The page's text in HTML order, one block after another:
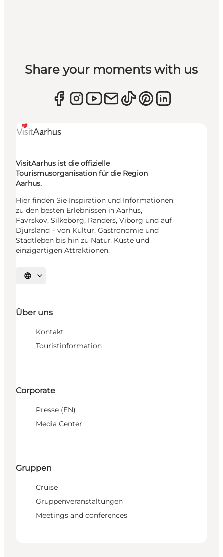
Share your moments with us
VisitAarhus ist die offizielle
Tourismusorganisation für die Region
Aarhus.
Hier finden Sie Inspiration und Informationen
zu den besten Erlebnissen in Aarhus,
Favrskov, Silkeborg, Randers, Viborg und auf
Djursland – von Kultur, Gastronomie und
Stadtleben bis hin zu Natur, Küste und
einzigartigen Attraktionen.
Sprache auswählen
Über uns
Kontakt
Touristinformation
Corporate
Presse (EN)
Media Center
Gruppen
Cruise
Gruppenveranstaltungen
Meetings and conferences